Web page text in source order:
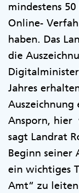
mindestens
Online-
haben. Das
die
Jahres
Auszeichnung
Ansporn, hier
sagt Landrat
Beginn seiner
ein wichtiges
Amt“ zu